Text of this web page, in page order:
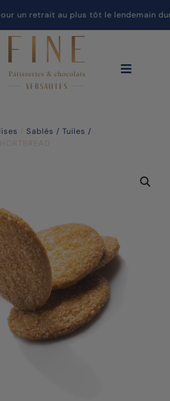
un retrait au plus tôt le lendemain
/ Sablés / Tuiles /